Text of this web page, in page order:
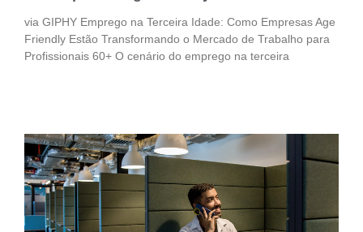
via GIPHY Emprego na Terceira Idade: Como Empresas Age
Friendly Estão Transformando o Mercado de Trabalho para
Profissionais 60+ O cenário do emprego na terceira